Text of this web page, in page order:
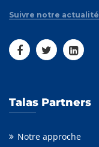
Suivre notre actualité
Talas Partners
Notre approche